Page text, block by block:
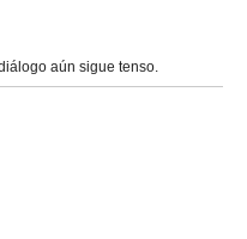
aún sigue tenso.